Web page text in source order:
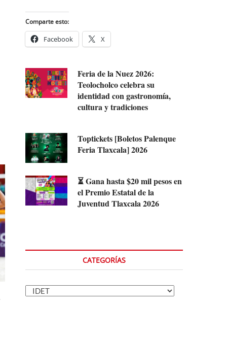
Comparte esto:
Facebook X
Feria de la Nuez 2026:
Teolocholco celebra su
identidad con gastronomía,
cultura y tradiciones
Toptickets [Boletos Palenque
Feria Tlaxcala] 2026
⏳ Gana hasta $20 mil pesos en
el Premio Estatal de la
Juventud Tlaxcala 2026
CATEGORÍAS
Categorías